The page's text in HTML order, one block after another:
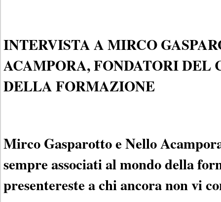
INTERVISTA A MIRCO
ACAMPORA, FONDATORI DEL
DELLA FORMAZIONE
Mirco Gasparotto e Nello
sempre associati al mondo della
presentereste a chi ancora non vi